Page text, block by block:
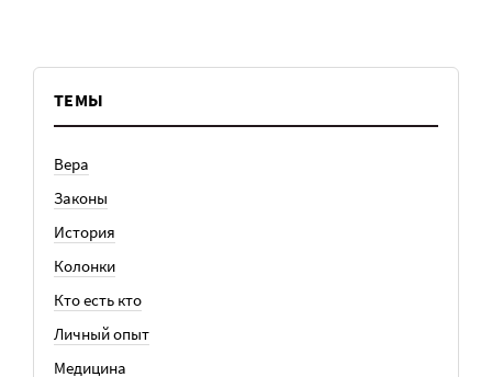
ТЕМЫ
Вера
Законы
История
Колонки
Кто есть кто
Личный опыт
Медицина